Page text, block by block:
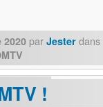
2020 par Jester dans
!